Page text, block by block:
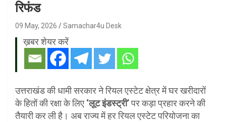
रिफंड
09 May, 2026 Samachar4u Desk
ख़बर शेयर करें
उत्तराखंड की धामी सरकार ने रियल एस्टेट क्षेत्र में घर खरीदारों
के हितों की रक्षा के लिए ‘लूट इंडस्ट्री’पर कड़ा प्रहार करने की
तैयारी कर ली है। अब राज्य में हर रियल एस्टेट परियोजना का